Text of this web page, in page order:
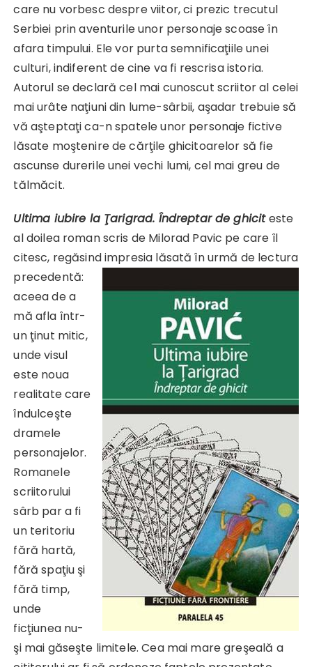
care nu vorbesc despre viitor, ci prezic trecutul
Serbiei prin aventurile unor personaje scoase în
afara timpului. Ele vor purta semnificaţiile unei
culturi, indiferent de cine va fi rescrisa istoria.
Autorul se declară cel mai cunoscut scriitor al celei
mai urâte naţiuni din lume-sârbii, aşadar trebuie să
vă aşteptaţi ca-n spatele unor personaje fictive
lăsate moştenire de cărţile ghicitoarelor să fie
ascunse durerile unei vechi lumi, cel mai greu de
tălmăcit.
Ultima iubire la Ţarigrad. Îndreptar de ghiciteste
al doilea roman scris de Milorad Pavic pe care îl
citesc, regăsind impresia lăsată în urmă de lectura
precedentă:
aceea de a
mă afla într-
un ţinut mitic,
unde visul
este noua
realitate care
îndulceşte
dramele
personajelor.
Romanele
scriitorului
sârb par a fi
un teritoriu
fără hartă,
fără spaţiu şi
fără timp,
unde
ficţiunea nu-
şi mai găseşte limitele. Cea mai mare greşeală a